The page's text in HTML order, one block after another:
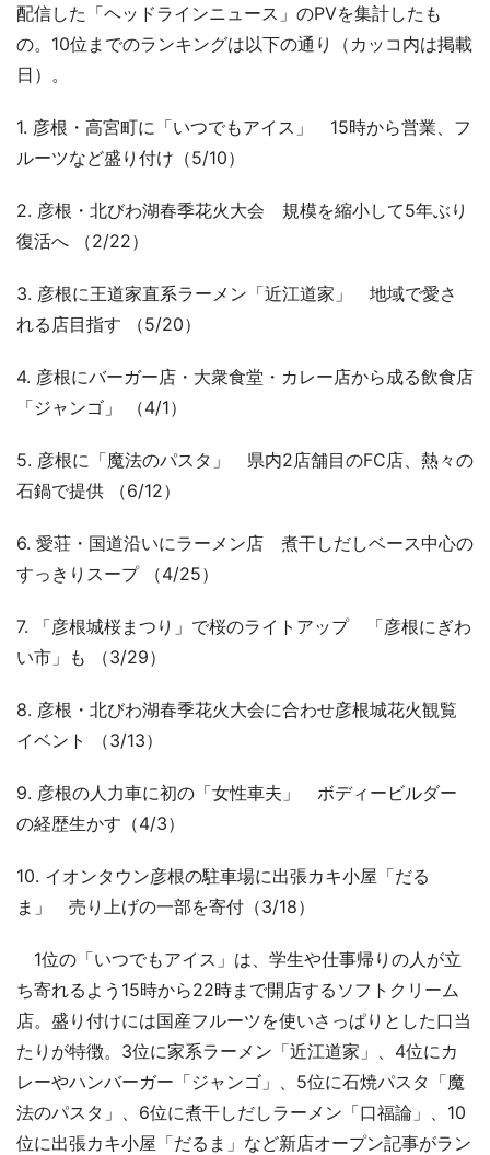
配信した「ヘッドラインニュース」のPVを集計したも
の。10位までのランキングは以下の通り（カッコ内は掲載
日）。
1. 彦根・高宮町に「いつでもアイス」 15時から営業、フ
ルーツなど盛り付け（5/10）
2. 彦根・北びわ湖春季花火大会 規模を縮小して5年ぶり
復活へ （2/22）
3. 彦根に王道家直系ラーメン「近江道家」 地域で愛さ
れる店目指す （5/20）
4. 彦根にバーガー店・大衆食堂・カレー店から成る飲食店
「ジャンゴ」 （4/1）
5. 彦根に「魔法のパスタ」 県内2店舗目のFC店、熱々の
石鍋で提供 （6/12）
6. 愛荘・国道沿いにラーメン店 煮干しだしベース中心の
すっきりスープ （4/25）
7. 「彦根城桜まつり」で桜のライトアップ 「彦根にぎわ
い市」も （3/29）
8. 彦根・北びわ湖春季花火大会に合わせ彦根城花火観覧
イベント （3/13）
9. 彦根の人力車に初の「女性車夫」 ボディービルダー
の経歴生かす（4/3）
10. イオンタウン彦根の駐車場に出張カキ小屋「だる
ま」 売り上げの一部を寄付（3/18）
1位の「いつでもアイス」は、学生や仕事帰りの人が立
ち寄れるよう15時から22時まで開店するソフトクリーム
店。盛り付けには国産フルーツを使いさっぱりとした口当
たりが特徴。3位に家系ラーメン「近江道家」、4位にカ
レーやハンバーガー「ジャンゴ」、5位に石焼パスタ「魔
法のパスタ」、6位に煮干しだしラーメン「口福論」、10
位に出張カキ小屋「だるま」など新店オープン記事がラン